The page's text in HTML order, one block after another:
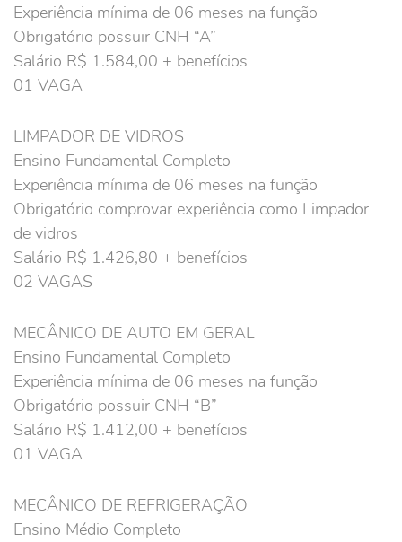
Experiência mínima de 06 meses na função
Obrigatório possuir CNH “A”
Salário R$ 1.584,00 + benefícios
01 VAGA
LIMPADOR DE VIDROS
Ensino Fundamental Completo
Experiência mínima de 06 meses na função
Obrigatório comprovar experiência como Limpador
de vidros
Salário R$ 1.426,80 + benefícios
02 VAGAS
MECÂNICO DE AUTO EM GERAL
Ensino Fundamental Completo
Experiência mínima de 06 meses na função
Obrigatório possuir CNH “B”
Salário R$ 1.412,00 + benefícios
01 VAGA
MECÂNICO DE REFRIGERAÇÃO
Ensino Médio Completo